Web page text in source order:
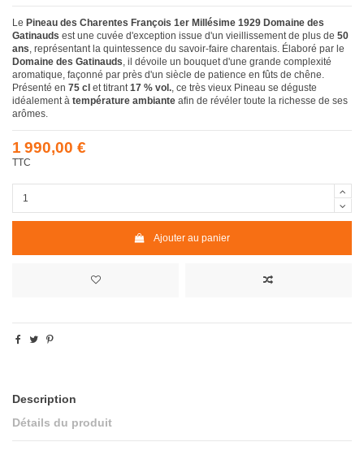
Le Pineau des Charentes François 1er Millésime 1929 Domaine des
Gatinauds est une cuvée d'exception issue d'un vieillissement de plus de 50
ans, représentant la quintessence du savoir-faire charentais. Élaboré par le
Domaine des Gatinauds, il dévoile un bouquet d'une grande complexité
aromatique, façonné par près d'un siècle de patience en fûts de chêne.
Présenté en 75 cl et titrant17 % vol., ce très vieux Pineau se déguste
idéalement à température ambiante afin de révéler toute la richesse de ses
arômes.
1 990,00 €
TTC
Ajouter au panier
Description
Détails du produit